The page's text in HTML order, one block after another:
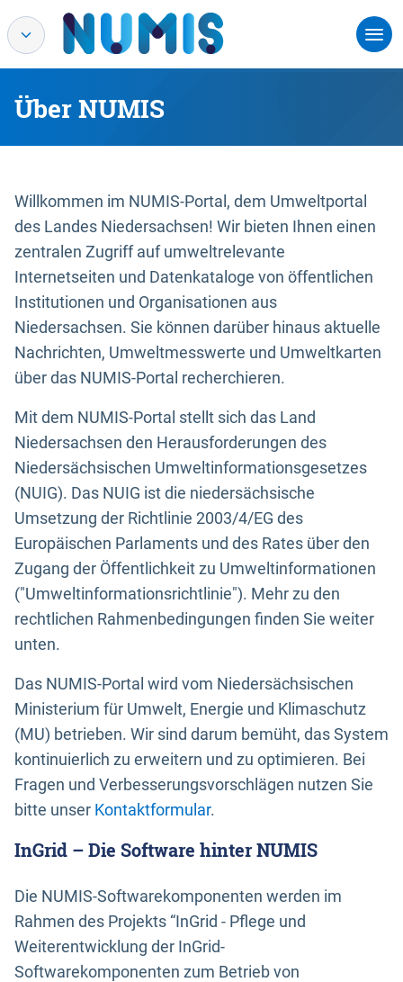
Über NUMIS
Willkommen im NUMIS-Portal, dem Umweltportal
des Landes Niedersachsen! Wir bieten Ihnen einen
zentralen Zugriff auf umweltrelevante
Internetseiten und Datenkataloge von öffentlichen
Institutionen und Organisationen aus
Niedersachsen. Sie können darüber hinaus aktuelle
Nachrichten, Umweltmesswerte und Umweltkarten
über das NUMIS-Portal recherchieren.
Mit dem NUMIS-Portal stellt sich das Land
Niedersachsen den Herausforderungen des
Niedersächsischen Umweltinformationsgesetzes
(NUIG). Das NUIG ist die niedersächsische
Umsetzung der Richtlinie 2003/4/EG des
Europäischen Parlaments und des Rates über den
Zugang der Öffentlichkeit zu Umweltinformationen
("Umweltinformationsrichtlinie"). Mehr zu den
rechtlichen Rahmenbedingungen finden Sie weiter
unten.
Das NUMIS-Portal wird vom Niedersächsischen
Ministerium für Umwelt, Energie und Klimaschutz
(MU) betrieben. Wir sind darum bemüht, das System
kontinuierlich zu erweitern und zu optimieren. Bei
Fragen und Verbesserungsvorschlägen nutzen Sie
bitte unser Kontaktformular.
InGrid – Die Software hinter NUMIS
Die NUMIS-Softwarekomponenten werden im
Rahmen des Projekts “InGrid - Pflege und
Weiterentwicklung der InGrid-
Softwarekomponenten zum Betrieb von